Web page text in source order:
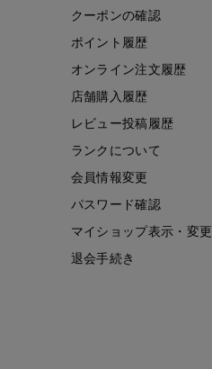
クーポンの確認
ポイント履歴
オンライン注文履歴
店舗購入履歴
レビュー投稿履歴
ランクについて
会員情報変更
パスワード確認
マイショップ表示・変更
退会手続き